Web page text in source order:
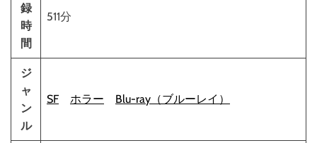
録
時
間
511分
ジ
ャ
ン
ル
SF ホラー Blu-ray（ブルーレイ）